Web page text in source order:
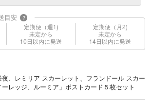
目安 ?
定期便（週1)
未定から
10日以内に発送
定期便（月2)
未定から
14日以内に発送
、レミリア スカーレット、フランドール スカー
レッジ、ルーミア」ポストカード５枚セット